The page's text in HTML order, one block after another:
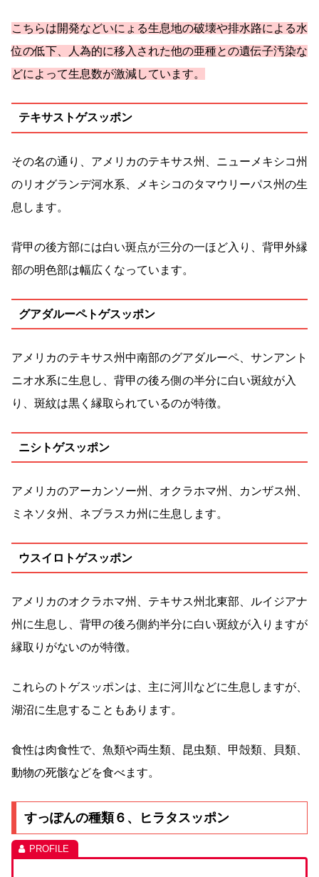
こちらは開発などいにょる生息地の破壊や排水路による水
位の低下、人為的に移入された他の亜種との遺伝子汚染な
どによって生息数が激減しています。
テキサストゲスッポン
その名の通り、アメリカのテキサス州、ニューメキシコ州
のリオグランデ河水系、メキシコのタマウリーパス州の生
息します。
背甲の後方部には白い斑点が三分の一ほど入り、背甲外縁
部の明色部は幅広くなっています。
グアダルーペトゲスッポン
アメリカのテキサス州中南部のグアダルーペ、サンアント
ニオ水系に生息し、背甲の後ろ側の半分に白い斑紋が入
り、斑紋は黒く縁取られているのが特徴。
ニシトゲスッポン
アメリカのアーカンソー州、オクラホマ州、カンザス州、
ミネソタ州、ネブラスカ州に生息します。
ウスイロトゲスッポン
アメリカのオクラホマ州、テキサス州北東部、ルイジアナ
州に生息し、背甲の後ろ側約半分に白い斑紋が入りますが
縁取りがないのが特徴。
これらのトゲスッポンは、主に河川などに生息しますが、
湖沼に生息することもあります。
食性は肉食性で、魚類や両生類、昆虫類、甲殻類、貝類、
動物の死骸などを食べます。
すっぽんの種類６、ヒラタスッポン